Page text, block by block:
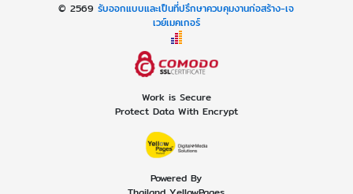
© 2569รับออกแบบและเป็นที่ปรึกษาควบคุมงานก่อสร้าง-เจ
เวย์เมคเกอร์
Work is Secure
Protect Data With Encrypt
Powered By